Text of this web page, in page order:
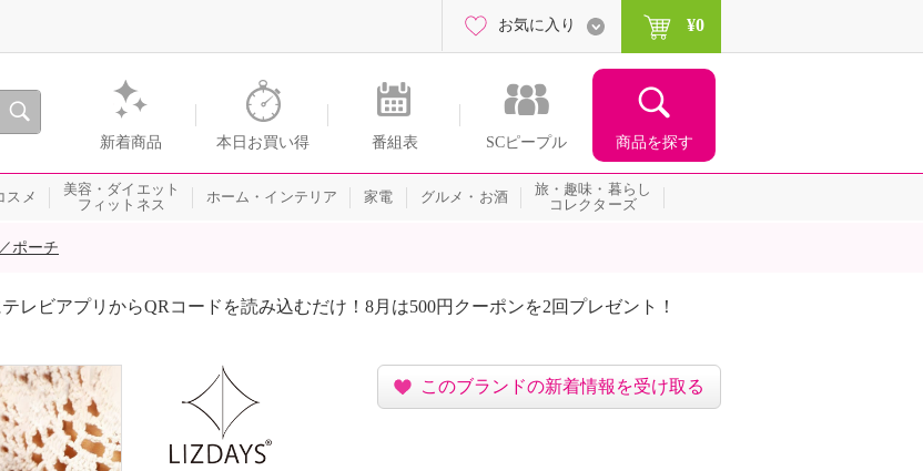
ビショッピングのショップチャンネル
新着商品 本日お買い得 番組表 SCピープル 商品を探す
お気に入り ¥0
スメ
美容・ダイエット
フィットネス
ホーム・インテリア 家電 グルメ・お酒
旅・趣味・暮らし
コレクターズ
ポーチ
レビアプリからQRコードを読み込むだけ！8月は500円クーポンを2回プレゼント！
このブランドの新着情報を受け取る